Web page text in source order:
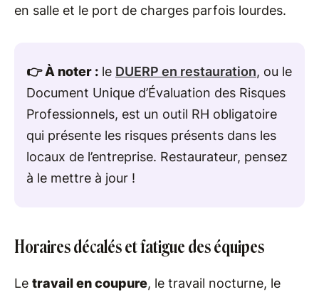
en salle et le port de charges parfois lourdes.
👉 À noter : le DUERP en restauration, ou le
Document Unique d’Évaluation des Risques
Professionnels, est un outil RH obligatoire
qui présente les risques présents dans les
locaux de l’entreprise. Restaurateur, pensez
à le mettre à jour !
Horaires décalés et fatigue des équipes
Le travail en coupure, le travail nocturne, le